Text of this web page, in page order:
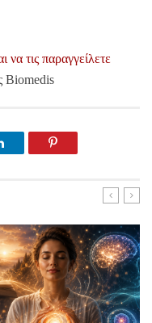
να τις παραγγείλετε
Biomedis